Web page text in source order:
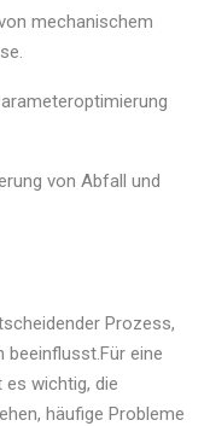
mechanischem
von Abfall und
Prozess,
beeinflusst.Für eine
wichtig, die
häufige Probleme